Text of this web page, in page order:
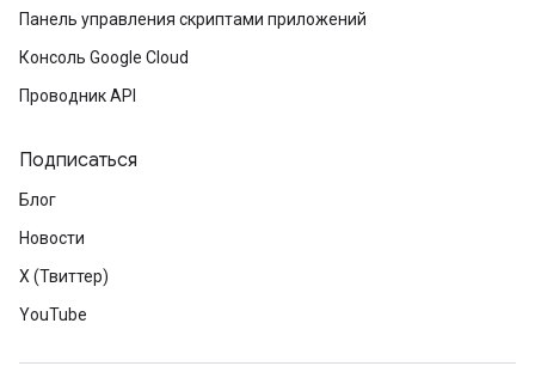
Панель управления скриптами приложений
Консоль Google Cloud
Проводник API
Подписаться
Блог
Новости
X (Твиттер)
YouTube